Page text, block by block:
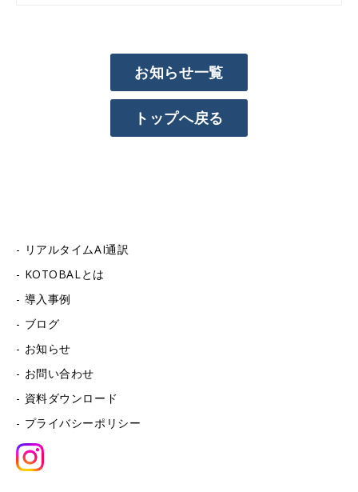
お知らせ一覧
トップへ戻る
リアルタイムAI通訳
KOTOBALとは
導入事例
ブログ
お知らせ
お問い合わせ
資料ダウンロード
プライバシーポリシー